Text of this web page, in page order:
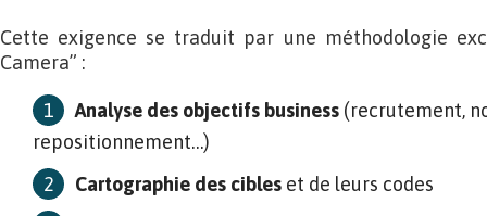
Cette exigence se traduit par une méthodologie
Camera” :
Analyse des objectifs business (recrutement,
repositionnement…)
Cartographie des cibles et de leurs codes